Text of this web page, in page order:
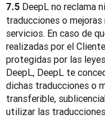
7.5 DeepL no reclama
traducciones o
servicios. En caso de
realizadas por el
protegidas por las
DeepL, DeepL te
dichas traducciones o
transferible,
utilizar las